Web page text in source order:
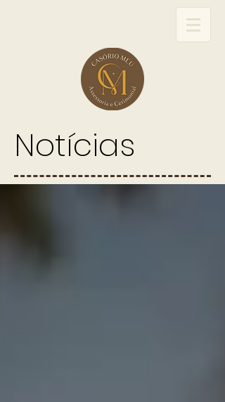
Notícias